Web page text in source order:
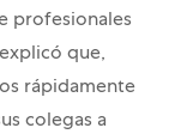
profesionales
que,
rápidamente
colegas a